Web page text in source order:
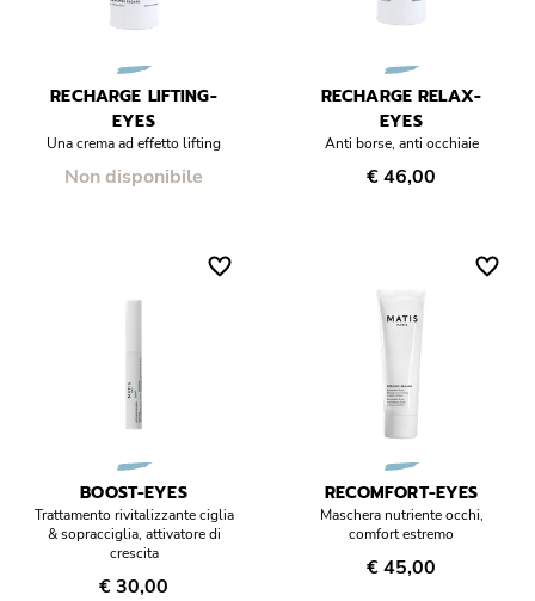
RECHARGE LIFTING-
EYES
Una crema ad effetto lifting
Non disponibile
RECHARGE RELAX-
EYES
Anti borse, anti occhiaie
€ 46,00
BOOST-EYES
Trattamento rivitalizzante ciglia
& sopracciglia, attivatore di
crescita
€ 30,00
RECOMFORT-EYES
Maschera nutriente occhi,
comfort estremo
€ 45,00